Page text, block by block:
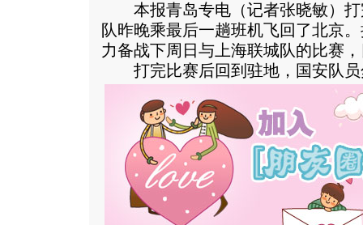
本报青岛专电（记者张晓敏）打
队昨晚乘最后一趟班机飞回了北京
力备战下周日与上海联城队的比赛
打完比赛后回到驻地，国安队员